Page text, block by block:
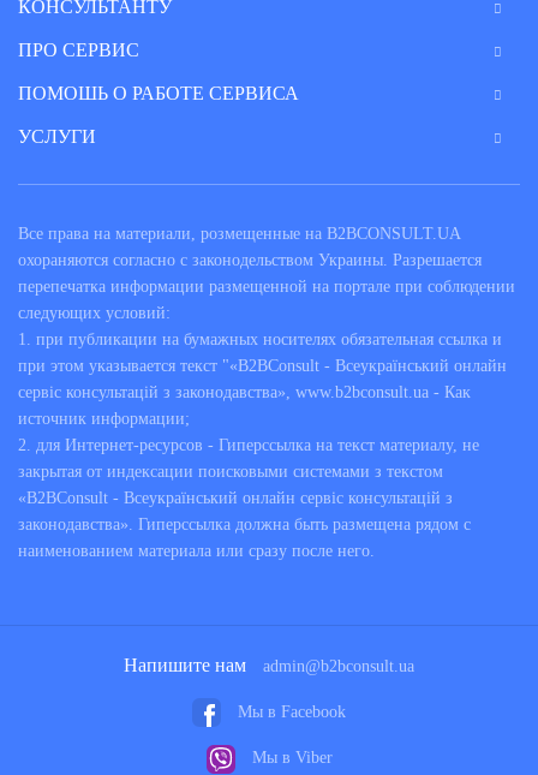
КОНСУЛЬТАНТУ
ПРО СЕРВИС
ПОМОШЬ О РАБОТЕ СЕРВИСА
УСЛУГИ
Все права на материали, розмещенные на B2BCONSULT.UA
охораняются согласно с законодельством Украины. Разрешается
перепечатка информации размещенной на портале при соблюдении
следующих условий:
1. при публикации на бумажных носителях обязательная ссылка и
при этом указывается текст "«B2BConsult - Всеукраїнський онлайн
сервіс консультацій з законодавства», www.b2bconsult.ua - Как
источник информации;
2. для Интернет-ресурсов - Гиперссылка на текст материалу, не
закрытая от индексации поисковыми системами з текстом
«B2BConsult - Всеукраїнський онлайн сервіс консультацій з
законодавства». Гиперссылка должна быть размещена рядом с
наименованием материала или сразу после него.
Напишите нам admin@b2bconsult.ua
Мы в Facebook
Мы в Viber